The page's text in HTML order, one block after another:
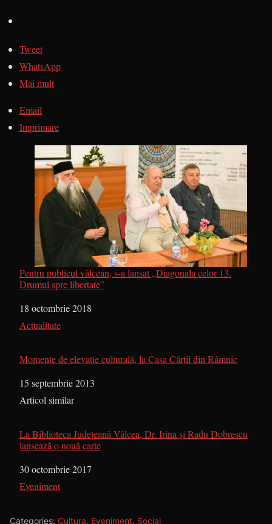
Tweet
WhatsApp
Mai mult
Email
Imprimare
Pentru publicul vâlcean, s-a lansat „Diagonala celor 13.
Drumul spre libertate”
Dată
18 octombrie 2018
În legătură cu
Actualitate
Momente de elevaţie culturală, la Casa Cărţii din Râmnic
Dată
15 septembrie 2013
În legătură cu
Articol similar
La Biblioteca Județeană Vâlcea, Dr. Irina și Radu Dobrescu
lansează o nouă carte
Dată
30 octombrie 2017
În legătură cu
Eveniment
Categories: Cultura, Eveniment, Social